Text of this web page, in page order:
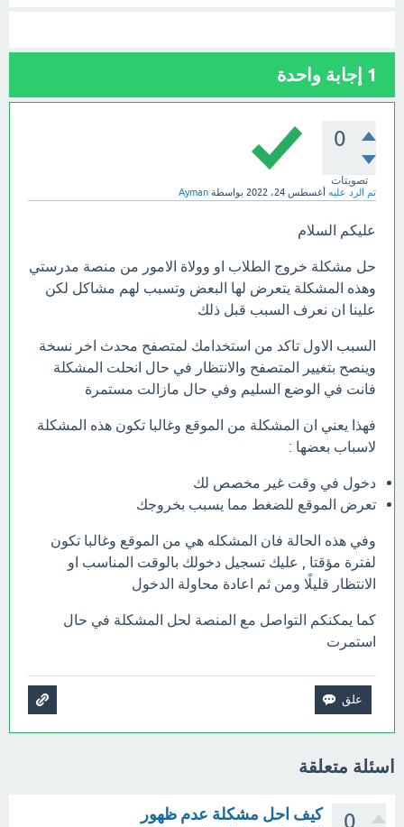
1 إجابة واحدة
0
تصويتات
تم الرد عليه أغسطس 24، 2022 بواسطة Ayman
عليكم السلام
حل مشكلة خروج الطلاب او وولاة الامور من منصة مدرستي
وهذه المشكلة يتعرض لها البعض وتسبب لهم مشاكل لكن
علينا ان نعرف السبب قبل ذلك
السبب الاول تاكد من استخدامك لمتصفح محدث اخر نسخة
وينصح بتغيير المتصفح والانتظار في حال انحلت المشكلة
فانت في الوضع السليم وفي حال مازالت مستمرة
فهذا يعني ان المشكلة من الموقع وغالبا تكون هذه المشكلة
لاسباب بعضها :
دخول في وقت غير مخصص لك
تعرض الموقع للضغط مما يسبب بخروجك
وفي هذه الحالة فان المشكله هي من الموقع وغالبا تكون
لفترة مؤقتا , عليك تسجيل دخولك بالوقت المناسب او
الانتظار قليلًا ومن ثم اعادة محاولة الدخول
كما يمكنكم التواصل مع المنصة لحل المشكلة في حال
استمرت
اسئلة متعلقة
0
كيف احل مشكلة عدم ظهور